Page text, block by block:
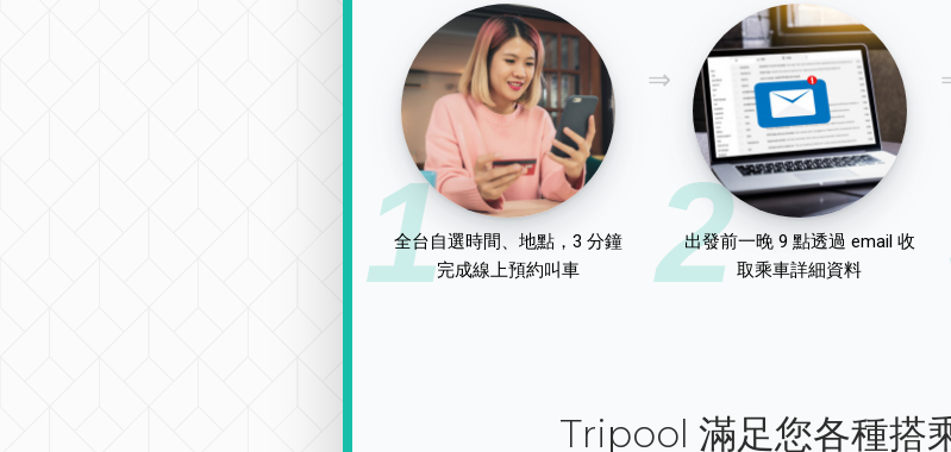
1
全台自選時間、地點，3 分鐘
完成線上預約叫車
2
出發前一晚 9 點透過 email 收
取乘車詳細資料
Tripool 滿足您各種搭